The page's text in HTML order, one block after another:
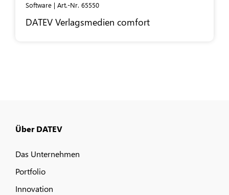
Software | Art.-Nr. 65550
DATEV Verlagsmedien comfort
Über DATEV
Das Unternehmen
Portfolio
Innovation